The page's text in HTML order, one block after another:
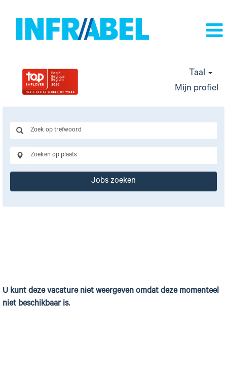
Taal
Mijn profiel
Jobs zoeken
U kunt deze vacature niet weergeven omdat deze momenteel
niet beschikbaar is.